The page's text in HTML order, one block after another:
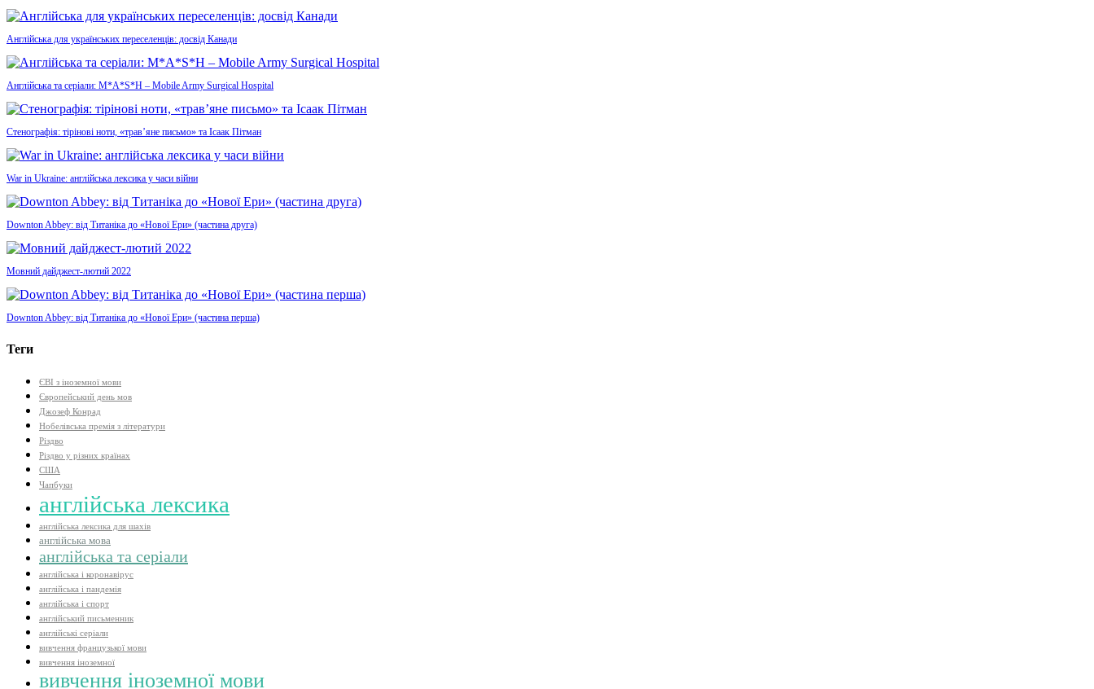
Англійська для українських переселенців: досвід Канади
Англійська та серіали: M*A*S*H – Mobile Army Surgical Hospital
Стенографія: тірінові ноти, «трав’яне письмо» та Ісаак Пітман
War in Ukraine: англійська лексика у часи війни
Downton Abbey: від Титаніка до «Нової Ери» (частина друга)
Мовний дайджест-лютий 2022
Downton Abbey: від Титаніка до «Нової Ери» (частина перша)
Теги
ЄВІ з іноземної мови
Європейський день мов
Джозеф Конрад
Нобелівська премія з літератури
Різдво
Різдво у різних країнах
США
Чапбуки
англійська лексика
англійська лексика для шахів
англійська мова
англійська та серіали
англійська і коронавірус
англійська і пандемія
англійська і спорт
англійський письменник
англійські серіали
вивчення французької мови
вивчення іноземної
вивчення іноземної мови